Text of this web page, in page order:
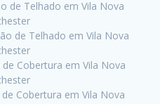
de Telhado em Vila Nova
de Telhado em Vila Nova
Cobertura em Vila Nova
Cobertura em Vila Nova